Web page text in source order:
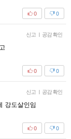
0
0
신고 | 공감 확인
0
0
신고 | 공감 확인
강도살인임
0
0